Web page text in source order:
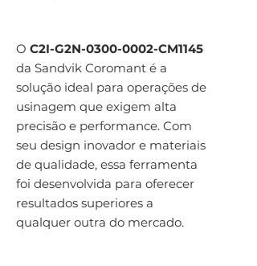
O C2I-G2N-0300-0002-CM1145
da Sandvik Coromant é a
solução ideal para operações de
usinagem que exigem alta
precisão e performance. Com
seu design inovador e materiais
de qualidade, essa ferramenta
foi desenvolvida para oferecer
resultados superiores a
qualquer outra do mercado.